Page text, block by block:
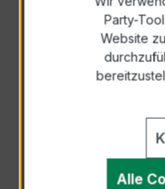
Zur
Party-
Website
Alle